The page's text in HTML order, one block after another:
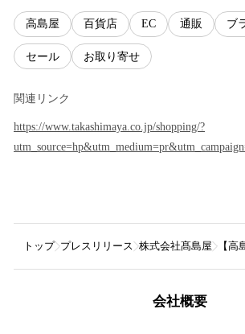
高島屋 百貨店 EC 通販 ブ
セール お取り寄せ
関連リンク
https://www.takashimaya.co.jp/shopping/?
トップ プレスリリース 株式会社髙島屋 【
会社概要